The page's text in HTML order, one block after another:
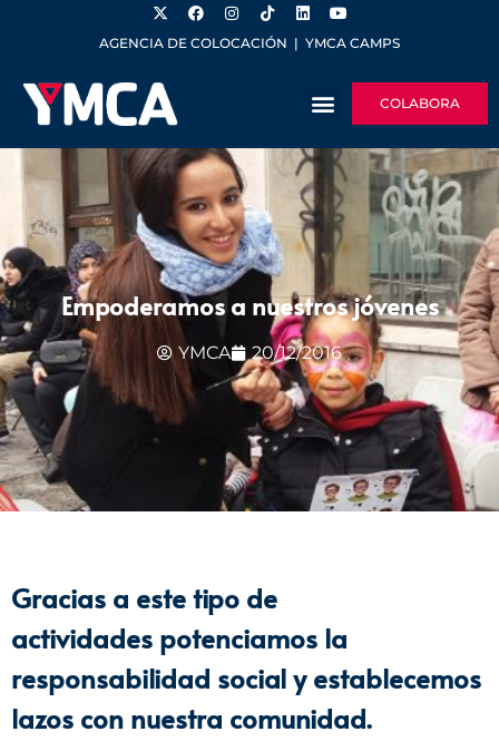
AGENCIA DE COLOCACIÓN | YMCA CAMPS
COLABORA
Empoderamos a nuestros jóvenes
YMCA 20/12/2016
Gracias a este tipo de
actividades potenciamos la
responsabilidad social y establecemos
lazos con nuestra comunidad.